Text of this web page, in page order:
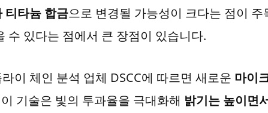
티타늄 합금으로 변경될 가능성이 크다는 점이 주
수 있다는 점에서 큰 장점이 있습니다.
이 체인 분석 업체 DSCC에 따르면 새로운 마이
기술은 빛의 투과율을 극대화해 밝기는 높이면